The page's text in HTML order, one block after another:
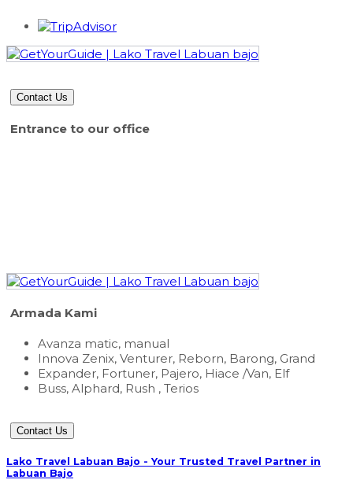
Contact Us
Entrance to our office
Armada Kami
Avanza matic, manual
Innova Zenix, Venturer, Reborn, Barong, Grand
Expander, Fortuner, Pajero, Hiace /Van, Elf
Buss, Alphard, Rush , Terios
Contact Us
Lako Travel Labuan Bajo - Your Trusted Travel Partner in
Labuan Bajo